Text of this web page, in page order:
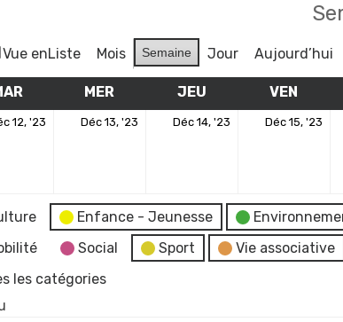
Vue enListe Mois Semaine Jour Aujourd’hui
MARDI MER MERCREDIJEU VEN
12, '23 Déc 13, '23 Déc 14, '23 Déc 15, '23
Enfance - Jeunesse
Social Sport Vie associative
les catégories